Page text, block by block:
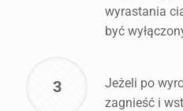
wyrastania
być
3
Jeżeli po
zagnieść i